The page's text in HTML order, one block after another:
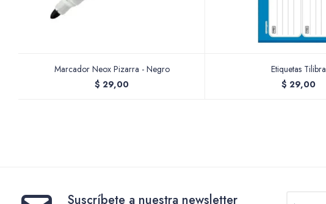
Marcador Neox Pizarra - Negro
$ 29,00
Etiquetas Tilibra
$ 29,00
Suscríbete a nuestra newsletter